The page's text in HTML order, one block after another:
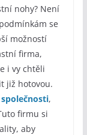
nohy? Není
se
možností
firma,
i vy chtěli
již hotovou.
,
firmu si
aby